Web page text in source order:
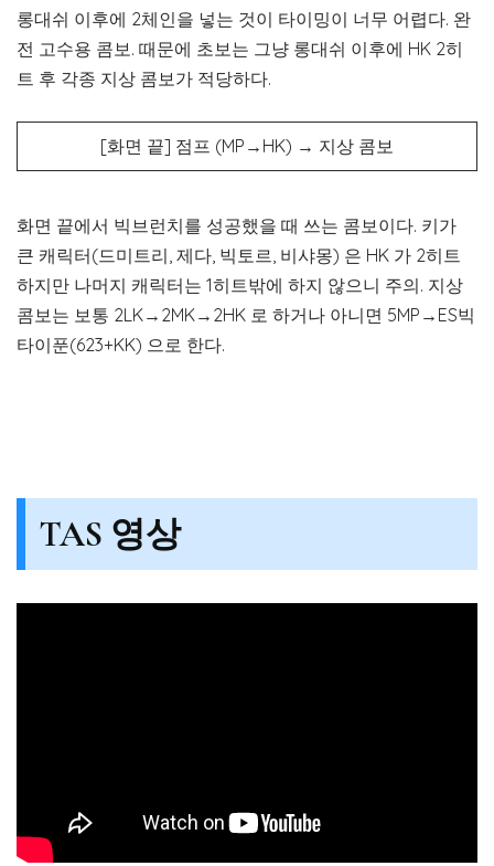
롱대쉬 이후에 2체인을 넣는 것이 타이밍이 너무 어렵다. 완
전 고수용 콤보. 때문에 초보는 그냥 롱대쉬 이후에 HK 2히
트 후 각종 지상 콤보가 적당하다.
[화면 끝] 점프 (MP→HK) → 지상 콤보
화면 끝에서 빅브런치를 성공했을 때 쓰는 콤보이다. 키가
큰 캐릭터(드미트리, 제다, 빅토르, 비샤몽) 은 HK 가 2히트
하지만 나머지 캐릭터는 1히트밖에 하지 않으니 주의. 지상
콤보는 보통 2LK→2MK→2HK 로 하거나 아니면 5MP→ES빅
타이푼(623+KK) 으로 한다.
TAS 영상